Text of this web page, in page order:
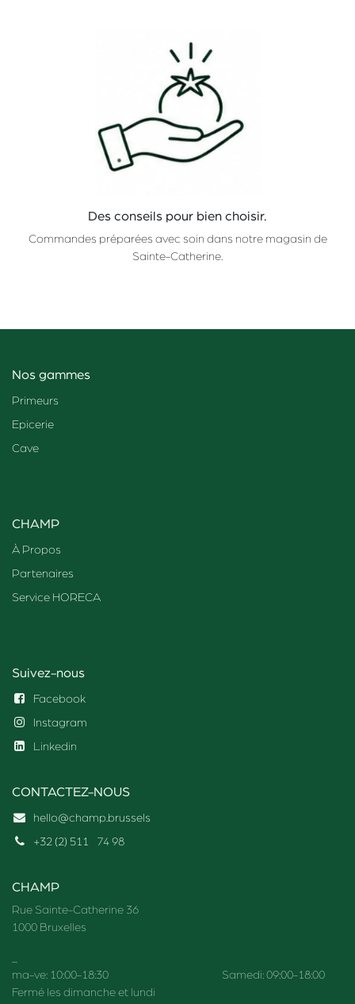
Des conseils pour bien choisir.
Commandes préparées avec soin dans notre magasin de
Sainte-Catherine.
Nos gammes
Primeurs
Epicerie
Cave
CHAMP
À Propos
Partenaires
Service HORECA
Suivez-nous
Facebook
Instagram
Linkedin
CONTACTEZ-NOUS
hello@champ.brussels
+32 (2) 511 74 98
CHAMP
Rue Sainte-Catherine 36
1000 Bruxelles
ma-ve: 10:00-18:30 Samedi: 09:00-18:00
Fermé les dimanche et lundi